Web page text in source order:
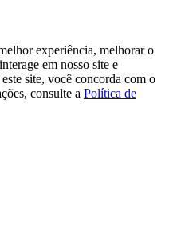
experiência, melhorar o
em nosso site e
site, você concorda com o
consulte a Política de